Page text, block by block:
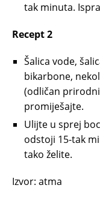
tak minuta.
Recept 2
Šalica vode,
bikarbone,
(odličan
promiješajte.
Ulijte u sprej
odstoji 15-tak
tako želite.
Izvor: atma